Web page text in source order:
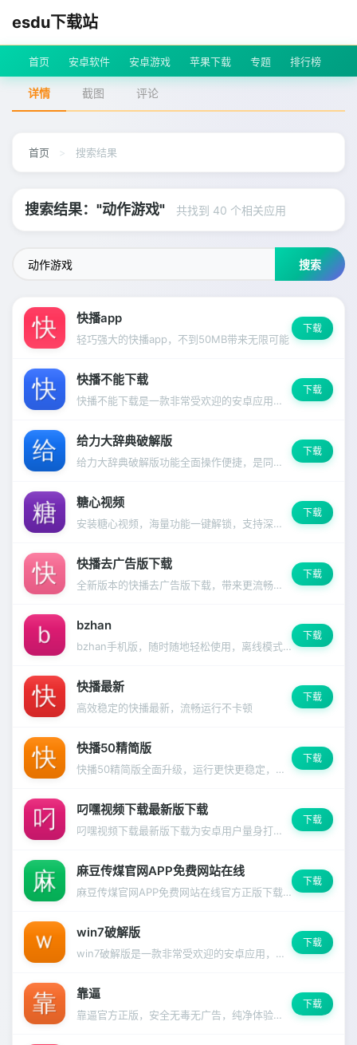
esdu下载站
首页 安卓软件 安卓游戏 苹果下载 专题 排行榜
详情 截图 评论
首页 > 搜索结果
搜索结果："动作游戏" 共找到 40 个相关应用
搜索
快播app
轻巧强大的快播app，不到50MB带来无限可能
下载
快播不能下载
快播不能下载是一款非常受欢迎的安卓应用，功能强大且操作简便，深受千万用户信赖。
下载
给力大辞典破解版
给力大辞典破解版功能全面操作便捷，是同类应用中的佼佼者。
下载
糖心视频
安装糖心视频，海量功能一键解锁，支持深色模式和多语言切换。
下载
快播去广告版下载
全新版本的快播去广告版下载，带来更流畅的使用体验和更多实用功能，界面焕然一新。
下载
bzhan
bzhan手机版，随时随地轻松使用，离线模式同样精彩。
下载
快播最新
高效稳定的快播最新，流畅运行不卡顿
下载
快播50精简版
快播50精简版全面升级，运行更快更稳定，启动速度明显提升。
下载
叼嘿视频下载最新版下载
叼嘿视频下载最新版下载为安卓用户量身打造，兼容99%主流设备
下载
麻豆传煤官网APP免费网站在线
麻豆传煤官网APP免费网站在线官方正版下载，安全无毒放心使用
下载
win7破解版
win7破解版是一款非常受欢迎的安卓应用，功能强大且操作简便，深受千万用户信赖。
下载
靠逼
靠逼官方正版，安全无毒无广告，纯净体验从这里开始。
下载